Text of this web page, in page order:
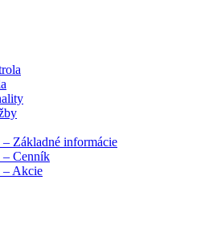
Základné informácie
– Cenník
– Akcie